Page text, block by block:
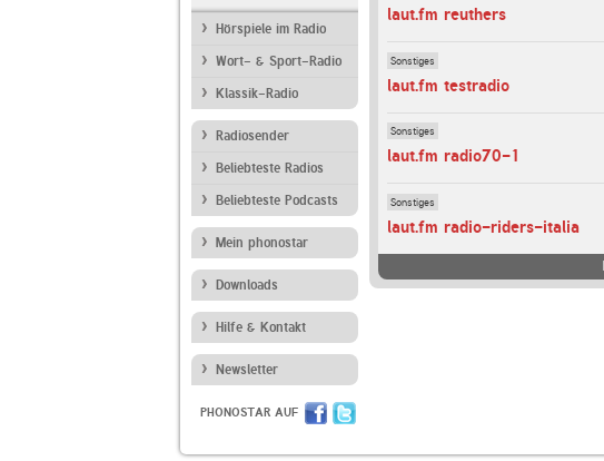
Hörspiele im Radio
Wort- & Sport-Radio
Klassik-Radio
Radiosender
Beliebteste Radios
Beliebteste Podcasts
Mein phonostar
Downloads
Hilfe & Kontakt
Newsletter
PHONOSTAR AUF
laut.fm reuthers
Sonstiges
laut.fm testradio
Sonstiges
laut.fm radio70-1
Sonstiges
laut.fm radio-riders-italia